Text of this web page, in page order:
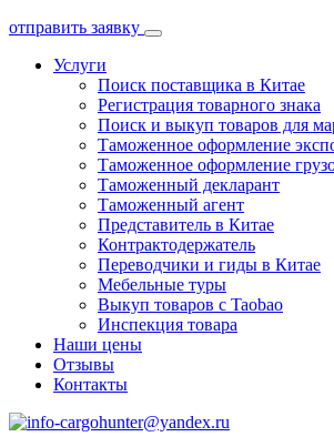
отправить заявку
Услуги
Поиск поставщика в Китае
Регистрация товарного знака
Поиск и выкуп товаров для
Таможенное оформление
Таможенное оформление
Таможенный декларант
Таможенный агент
Представитель в Китае
Контрактодержатель
Переводчики и гиды в Китае
Мебельные туры
Выкуп товаров с Taobao
Инспекция товара
Наши цены
Отзывы
Контакты